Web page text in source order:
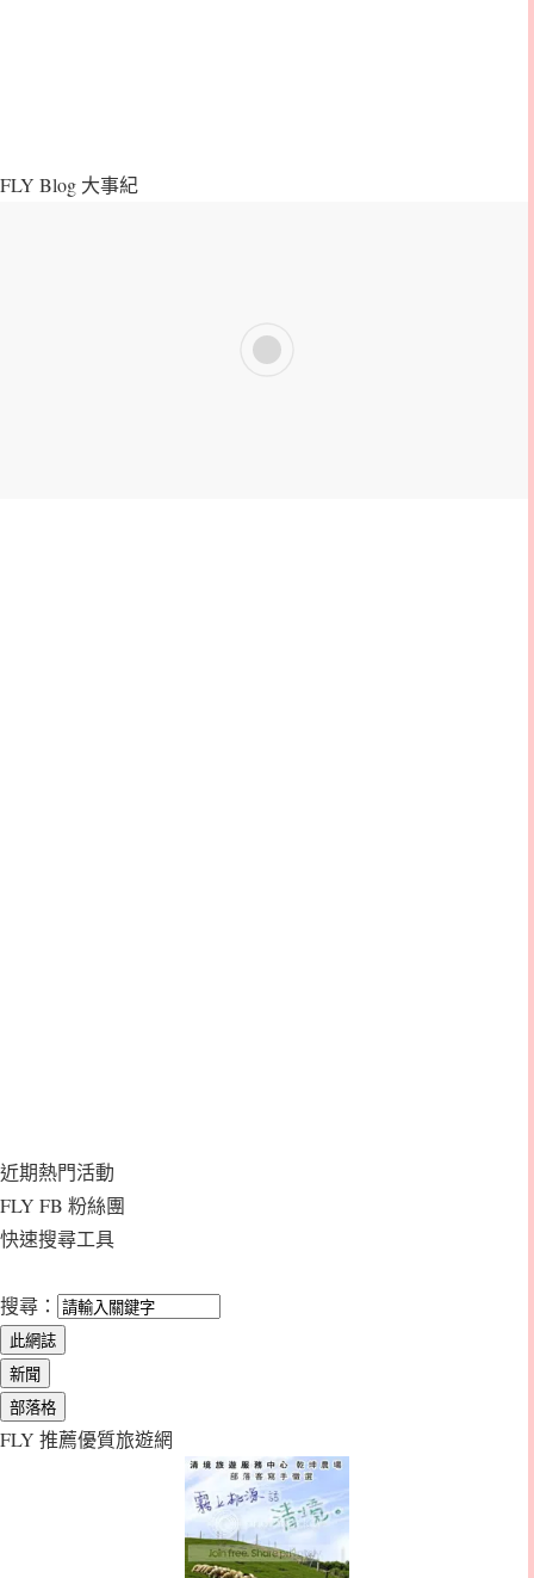
FLY Blog 大事紀
近期熱門活動
FLY FB 粉絲團
快速搜尋工具
搜尋：
FLY 推薦優質旅遊網